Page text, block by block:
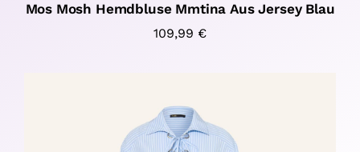
Mos Mosh Hemdbluse Mmtina Aus Jersey Blau
109,99 €